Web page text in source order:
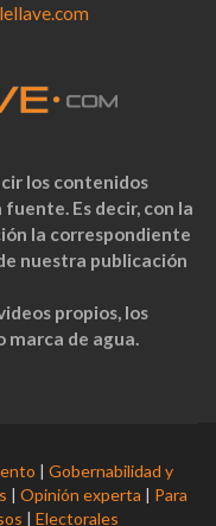
los contenidos
Es decir, con la
la correspondiente
nuestra publicación
propios, los
marca de agua.
| Gobernabilidad y
| Opinión experta | Para
| Electorales